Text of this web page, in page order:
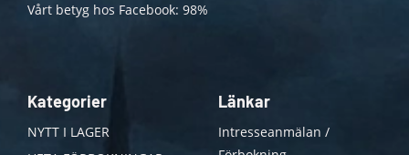
Vårt betyg hos Facebook: 98%
Kategorier
NYTT I LAGER
Länkar
Intresseanmälan /